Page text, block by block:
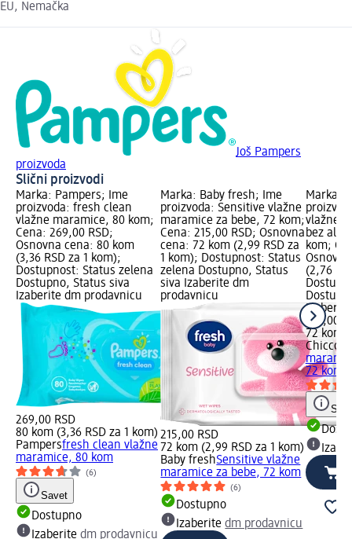
EU, Nemačka
Još Pampers
proizvoda
Slični proizvodi
Marka: Pampers; Ime
proizvoda: fresh clean
vlažne maramice, 80 kom;
Cena: 269,00 RSD;
Osnovna cena: 80 kom
(3,36 RSD za 1 kom);
Dostupnost: Status zelena
Dostupno, Status siva
Izaberite dm prodavnicu
269,00 RSD
80 kom (3,36 RSD za 1 kom)
Pampersfresh clean vlažne
maramice, 80 kom
(6)
Savet
Dostupno
Izaberite dm prodavnicu
Marka: Baby fresh; Ime
proizvoda: Sensitive vlažne
maramice za bebe, 72 kom;
Cena: 215,00 RSD; Osnovna
cena: 72 kom (2,99 RSD za
1 kom); Dostupnost: Status
zelena Dostupno, Status
siva Izaberite dm
prodavnicu
215,00 RSD
72 kom (2,99 RSD za 1 kom)
Baby freshSensitive vlažne
maramice za bebe, 72 kom
(6)
Dostupno
Izaberitedm prodavnicu
Marka:
vlažne
bez
kom;
(2,76
199,00
72 kom
Chicco
72 kom